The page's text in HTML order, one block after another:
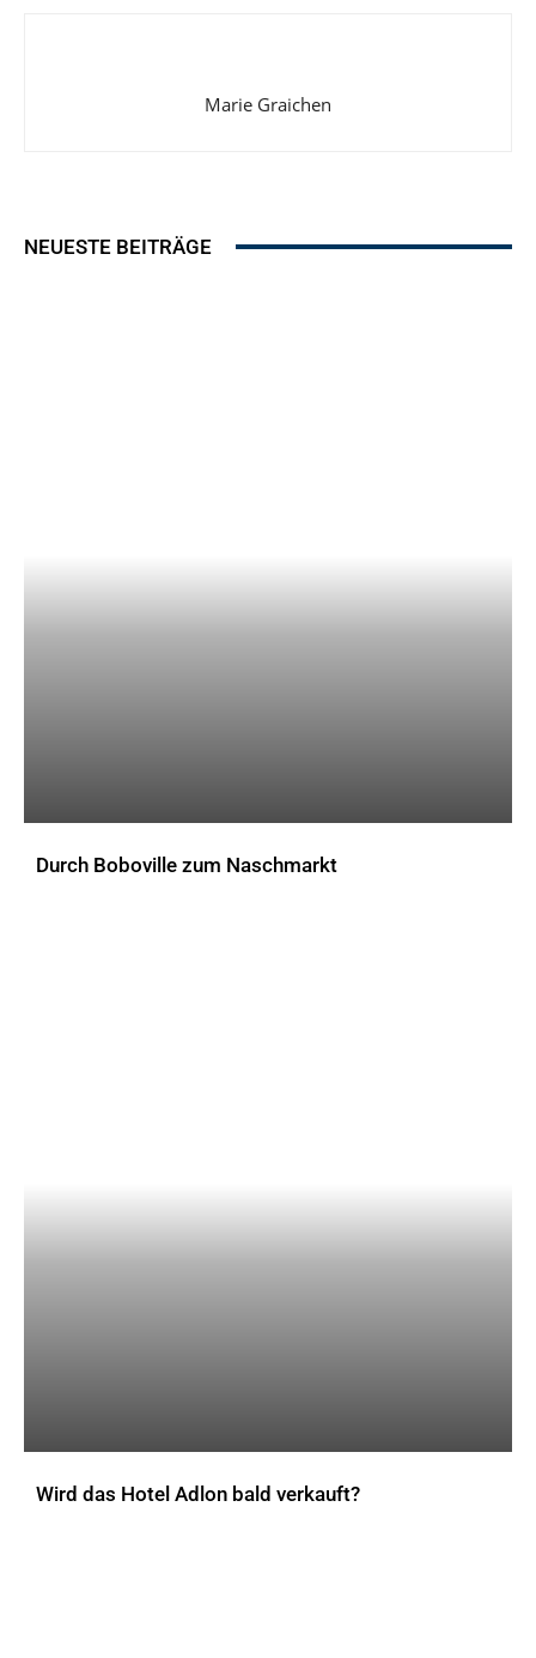
Marie Graichen
NEUESTE BEITRÄGE
Durch Boboville zum Naschmarkt
Wird das Hotel Adlon bald verkauft?